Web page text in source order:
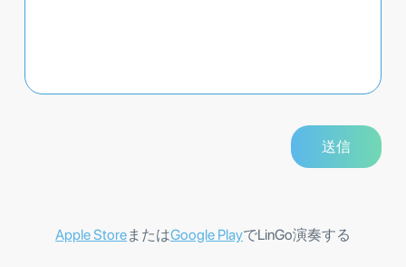
Apple StoreまたはGoogle PlayでLinGo演奏する